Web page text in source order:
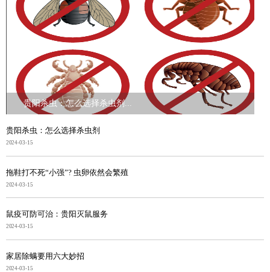
贵阳杀虫：怎么选择杀虫剂...
贵阳杀虫：怎么选择杀虫剂
2024-03-15
拖鞋打不死“小强”? 虫卵依然会繁殖
2024-03-15
鼠疫可防可治：贵阳灭鼠服务
2024-03-15
家居除螨要用六大妙招
2024-03-15